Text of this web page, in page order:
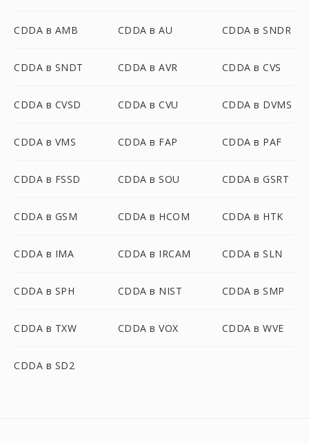
CDDA в AMB CDDA в AU CDDA в SNDR
CDDA в SNDT CDDA в AVR CDDA в CVS
CDDA в CVSD CDDA в CVU CDDA в DVMS
CDDA в VMS CDDA в FAP CDDA в PAF
CDDA в FSSD CDDA в SOU CDDA в GSRT
CDDA в GSM CDDA в HCOM CDDA в HTK
CDDA в IMA CDDA в IRCAM CDDA в SLN
CDDA в SPH CDDA в NIST CDDA в SMP
CDDA в TXW CDDA в VOX CDDA в WVE
CDDA в SD2